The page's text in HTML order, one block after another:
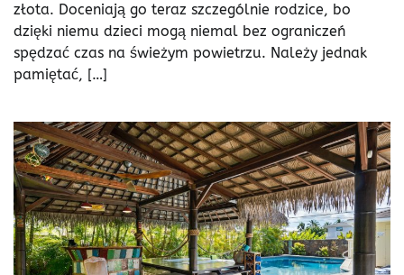
złota. Doceniają go teraz szczególnie rodzice, bo
dzięki niemu dzieci mogą niemal bez ograniczeń
spędzać czas na świeżym powietrzu. Należy jednak
pamiętać, […]